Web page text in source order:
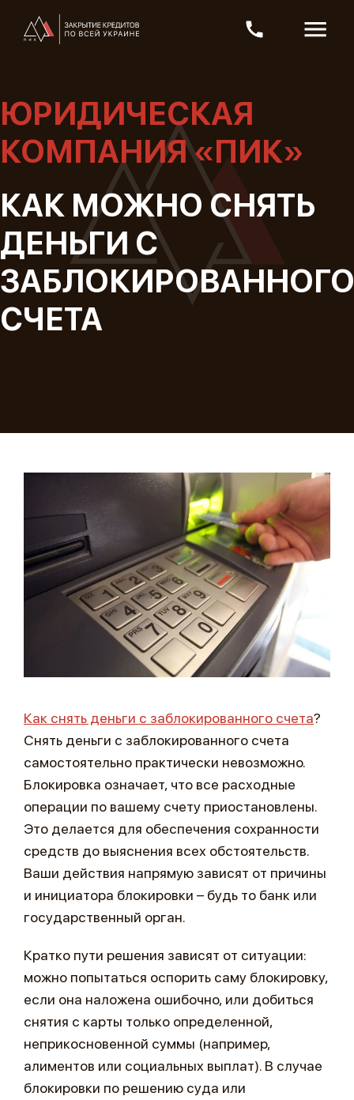
ЮРИДИЧЕСКАЯ
КОМПАНИЯ «ПИК»
КАК МОЖНО СНЯТЬ
ДЕНЬГИ С
ЗАБЛОКИРОВАННОГО
СЧЕТА
Как снять деньги с заблокированного счета?
Снять деньги с заблокированного счета
самостоятельно практически невозможно.
Блокировка означает, что все расходные
операции по вашему счету приостановлены.
Это делается для обеспечения сохранности
средств до выяснения всех обстоятельств.
Ваши действия напрямую зависят от причины
и инициатора блокировки – будь то банк или
государственный орган.
Кратко пути решения зависят от ситуации:
можно попытаться оспорить саму блокировку,
если она наложена ошибочно, или добиться
снятия с карты только определенной,
неприкосновенной суммы (например,
алиментов или социальных выплат). В случае
блокировки по решению суда или